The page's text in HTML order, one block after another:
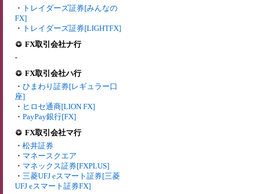
・ トレイダーズ証券[みんなの
FX]
・ トレイダーズ証券[LIGHTFX]
FX取引会社ナ行
-
FX取引会社ハ行
・ ひまわり証券[レギュラー口
座]
・ ヒロセ通商[LION FX]
・ PayPay銀行[FX]
FX取引会社マ行
・ 松井証券
・ マネースクエア
・ マネックス証券[FXPLUS]
・ 三菱UFJ eスマート証券[三菱
UFJ eスマート証券FX]